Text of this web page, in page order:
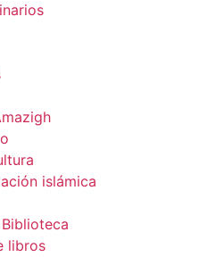
islámica
libros